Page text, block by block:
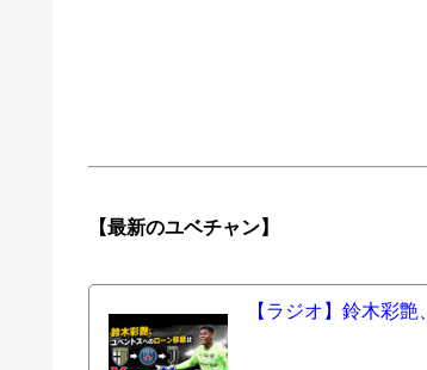
【最新のユベチャン】
【ラジオ】鈴木彩